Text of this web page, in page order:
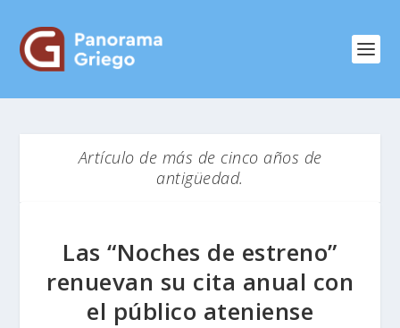
Artículo de más de cinco años de
antigüedad.
Las “Noches de estreno”
renuevan su cita anual con
el público ateniense